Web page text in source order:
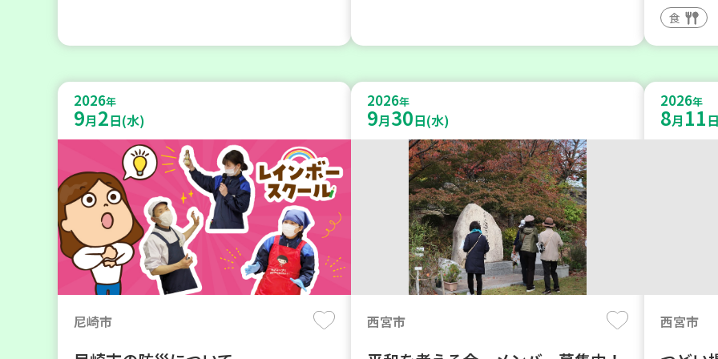
食
2026年
9月2日(水)
尼崎市
2026年
9月30日(水)
西宮市
2026年
8月 11
西宮市